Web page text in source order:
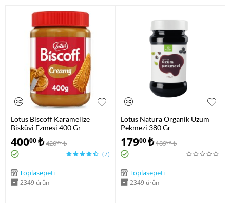
Lotus Biscoff Karamelize
Bisküvi Ezmesi 400 Gr
40000₺42000 ₺
(7)
Toplasepeti
2349 ürün
Lotus Natura Organik Üzüm
Pekmezi 380 Gr
17900₺18900 ₺
Toplasepeti
2349 ürün